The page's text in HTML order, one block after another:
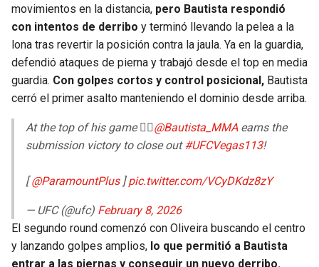
movimientos en la distancia, pero Bautista respondió
con intentos de derribo y terminó llevando la pelea a la
lona tras revertir la posición contra la jaula. Ya en la guardia,
defendió ataques de pierna y trabajó desde el top en media
guardia. Con golpes cortos y control posicional, Bautista
cerró el primer asalto manteniendo el dominio desde arriba.
At the top of his game 😮‍💨@Bautista_MMAearns the
submission victory to close out#UFCVegas113!
[@ParamountPlus]pic.twitter.com/VCyDKdz8zY
— UFC (@ufc) February 8, 2026
El segundo round comenzó con Oliveira buscando el centro
y lanzando golpes amplios, lo que permitió a Bautista
entrar a las piernas y conseguir un nuevo derribo.